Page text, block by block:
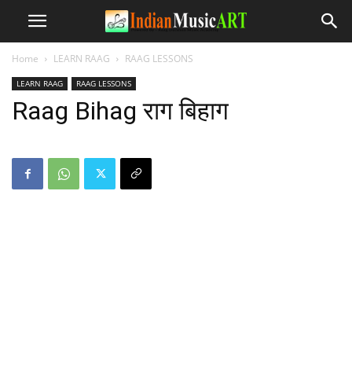
Home LEARN RAAG RAAG LESSONS
LEARN RAAG RAAG LESSONS
Raag Bihag राग बिहाग